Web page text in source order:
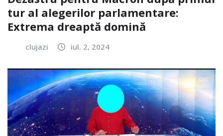
tur al alegerilor parlamentare:
Extrema dreaptă domină
clujazi iul. 2, 2024